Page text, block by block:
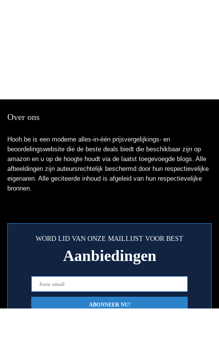
Over ons
Hooh.be is een moderne alles-in-één prijsvergelijkings- en
beoordelingswebsite die de beste deals biedt die beschikbaar zijn op
amazon en u op de hoogte houdt via de laatst toegevoegde blogs. Alle
afbeeldingen zijn auteursrechtelijk beschermd door hun respectievelijke
eigenaren. Alle geciteerde inhoud is afgeleid van hun respectievelijke
bronnen.
WORD LID VAN ONZE MAILLIJST VOOR BEST
Aanbiedingen